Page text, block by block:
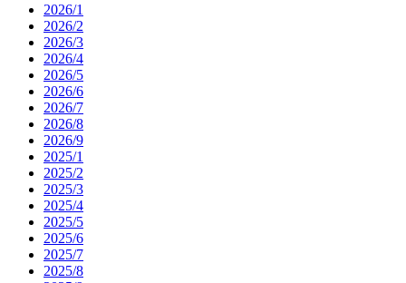
2026/1
2026/2
2026/3
2026/4
2026/5
2026/6
2026/7
2026/8
2026/9
2025/1
2025/2
2025/3
2025/4
2025/5
2025/6
2025/7
2025/8